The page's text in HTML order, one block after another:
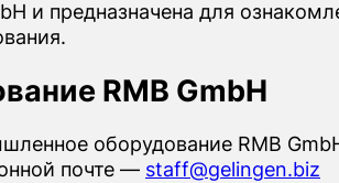
и предназначена для
RMB GmbH
оборудование RMB
почте — staff@gelingen.biz